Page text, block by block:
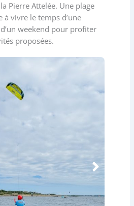
Pierre Attelée. Une plage
à vivre le temps d’une
weekend pour profiter
proposées.